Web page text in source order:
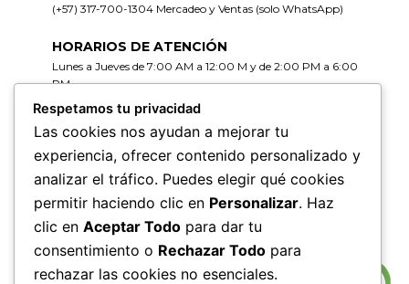
(+57) 317-700-1304 Mercadeo y Ventas (solo WhatsApp)
HORARIOS DE ATENCIÓN
Lunes a Jueves de 7:00 AM a 12:00 M y de 2:00 PM a 6:00
PM
Viernes de 7:00 AM a 12:00 M y de 2:00 PM a 5:00 PM
HORARIOS DE RADICACIÓN DE
CORRESPONDENCIA
Lunes a Jueves de 7:30 AM a 11:30 AM y de 2:00 PM a 5:00
PM
Respetamos tu privacidad
Las cookies nos ayudan a mejorar tu
experiencia, ofrecer contenido personalizado y
analizar el tráfico. Puedes elegir qué cookies
permitir haciendo clic en Personalizar. Haz
clic en Aceptar Todo para dar tu
consentimiento o Rechazar Todo para
rechazar las cookies no esenciales.